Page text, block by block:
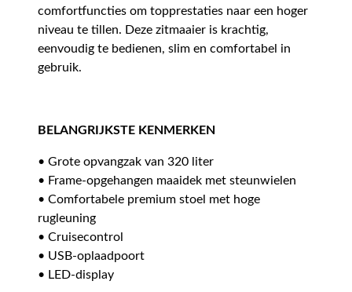
comfortfuncties om topprestaties naar een hoger
niveau te tillen. Deze zitmaaier is krachtig,
eenvoudig te bedienen, slim en comfortabel in
gebruik.
BELANGRIJKSTE KENMERKEN
• Grote opvangzak van 320 liter
• Frame-opgehangen maaidek met steunwielen
• Comfortabele premium stoel met hoge
rugleuning
• Cruisecontrol
• USB-oplaadpoort
• LED-display